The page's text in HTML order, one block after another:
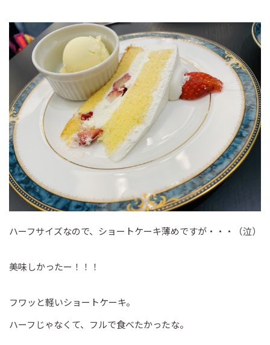
ハーフサイズなので、ショートケーキ薄めですが・・・（泣）
美味しかったー！！！
フワッと軽いショートケーキ。
ハーフじゃなくて、フルで食べたかったな。